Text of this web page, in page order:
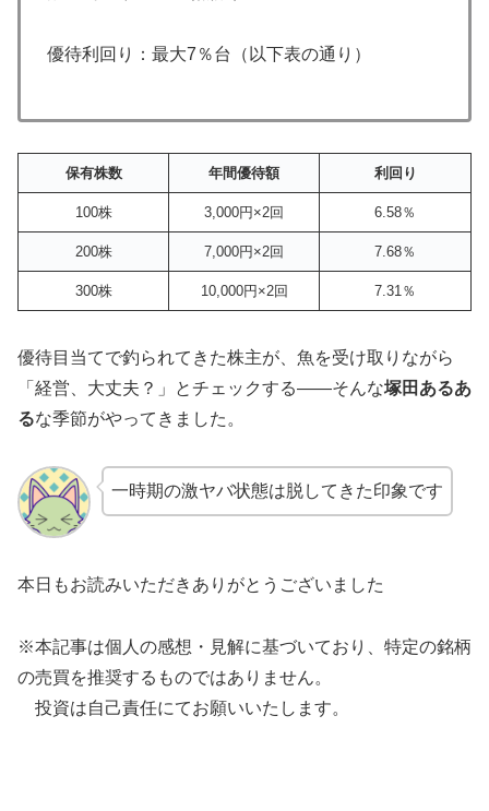
優待利回り：最大7％台（以下表の通り）
保有株数 年間優待額 利回り
100株 3,000円×2回 6.58％
200株 7,000円×2回 7.68％
300株 10,000円×2回 7.31％
優待目当てで釣られてきた株主が、魚を受け取りながら
「経営、大丈夫？」とチェックする――そんな塚田あるあ
るな季節がやってきました。
一時期の激ヤバ状態は脱してきた印象です
本日もお読みいただきありがとうございました
※本記事は個人の感想・見解に基づいており、特定の銘柄
の売買を推奨するものではありません。
投資は自己責任にてお願いいたします。